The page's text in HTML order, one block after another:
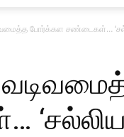
போர்க்கள சண்டைகள்…